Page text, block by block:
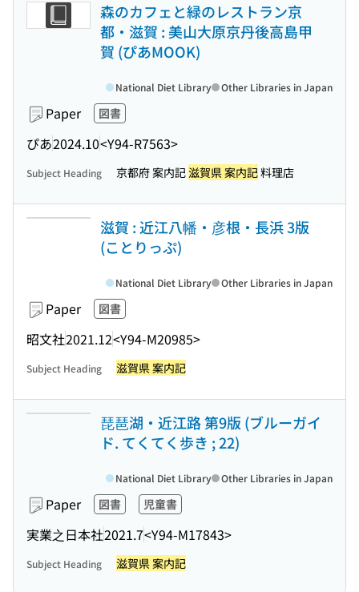
森のカフェと緑のレストラン京
都・滋賀 : 美山大原京丹後高島甲
賀 (ぴあMOOK)
Paper 図書
ぴあ2024.10<Y94-R7563>
National Diet Library Other Libraries in Japan
Subject Heading 京都府 案内記滋賀県 案内記料理店
滋賀 : 近江八幡・彦根・長浜 3版
(ことりっぷ)
Paper 図書
昭文社2021.12<Y94-M20985>
National Diet Library Other Libraries in Japan
Subject Heading 滋賀県 案内記
琵琶湖・近江路 第9版 (ブルーガイ
ド. てくてく歩き ; 22)
Paper 図書 児童書
実業之日本社2021.7<Y94-M17843>
National Diet Library Other Libraries in Japan
Subject Heading 滋賀県 案内記